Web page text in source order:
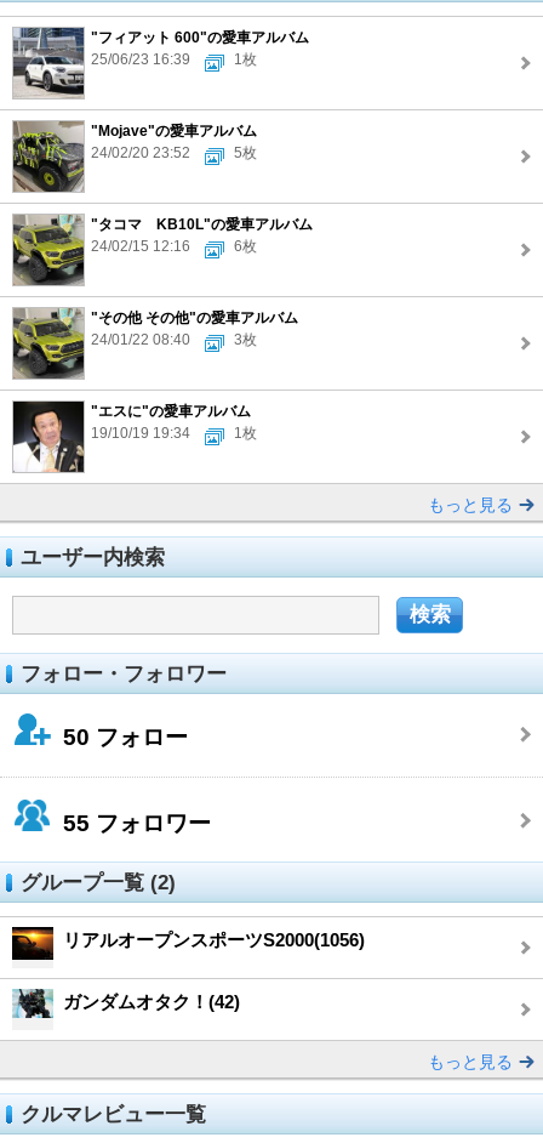
"フィアット 600"の愛車アルバム
25/06/23 16:39
1枚
"Mojave"の愛車アルバム
24/02/20 23:52
5枚
"タコマ KB10L"の愛車アルバム
24/02/15 12:16
6枚
"その他 その他"の愛車アルバム
24/01/22 08:40
3枚
"エスに"の愛車アルバム
19/10/19 19:34
1枚
もっと見る
ユーザー内検索
フォロー・フォロワー
50 フォロー
55 フォロワー
グループ一覧 (2)
リアルオープンスポーツS2000(1056)
ガンダムオタク！(42)
もっと見る
クルマレビュー一覧